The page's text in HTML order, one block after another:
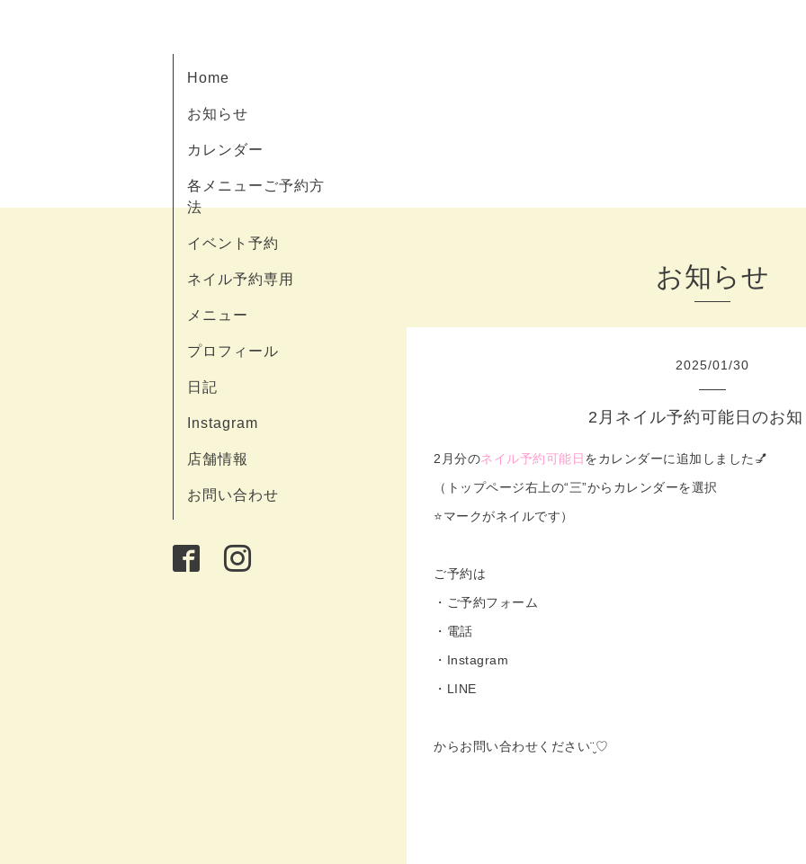
Home
お知らせ
カレンダー
各メニューご予約方
法
イベント予約
ネイル予約専用
メニュー
プロフィール
日記
Instagram
店舗情報
お問い合わせ
お知らせ
2025/01 /30
2月ネイル予約可能日のお
2月分のネイル予約可能日 をカレンダーに追加しました💅
（トップページ右上の“三”からカレンダーを選択
⭐️マークがネイルです）
ご予約は
・ご予約フォーム
・電話
・Instagram
・LINE
からお問い合わせください¨̮♡︎